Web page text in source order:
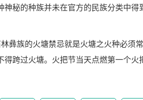
秘的种族并未在官方的民族分类中得
彝族的火塘禁忌就是火塘之火种必须
跨过火塘。火把节当天点燃第一个火